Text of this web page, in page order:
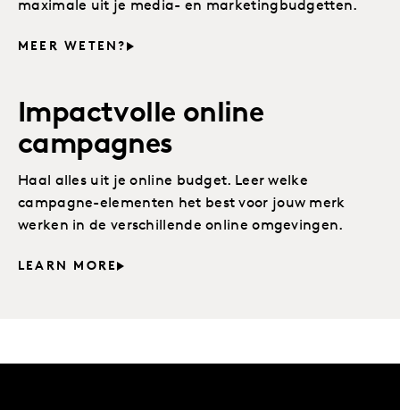
maximale uit je media- en marketingbudgetten.
MEER WETEN?
Impactvolle online
campagnes
Haal alles uit je online budget. Leer welke
campagne-elementen het best voor jouw merk
werken in de verschillende online omgevingen.
LEARN MORE